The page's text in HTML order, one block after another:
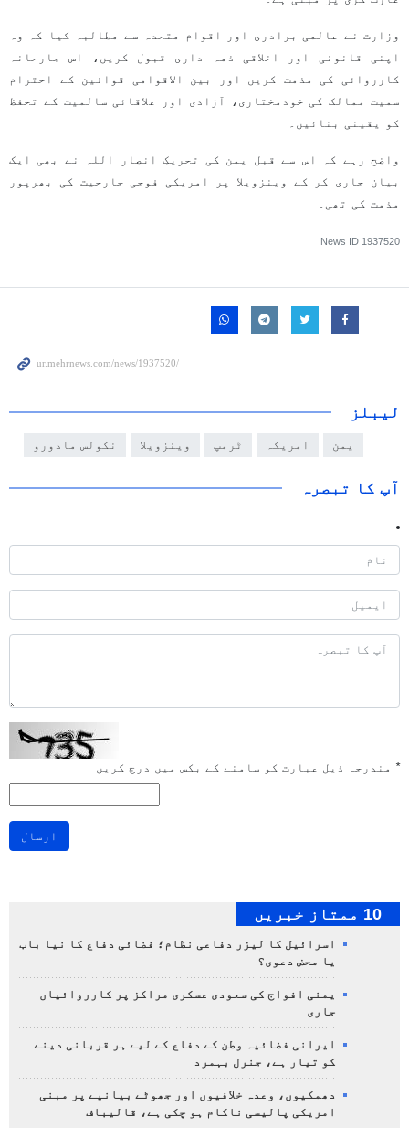
وزارت نے عالمی برادری اور اقوام متحدہ سے مطالبہ کیا کہ وہ
اپنی قانونی اور اخلاقی ذمہ داری قبول کریں، اس جارحانہ
کارروائی کی مذمت کریں اور بین الاقوامی قوانین کے احترام
سمیت ممالک کی خودمختاری، آزادی اور علاقائی سالمیت کے تحفظ
کو یقینی بنائیں۔
واضح رہے کہ اس سے قبل یمن کی تحریکِ انصار اللہ نے بھی ایک
بیان جاری کر کے وینزویلا پر امریکی فوجی جارحیت کی بھرپور
مذمت کی تھی۔
News ID 1937520
لیبلز
یمن امریکہ ٹرمپ وینزویلا نکولس مادورو
آپ کا تبصرہ
* مندرجہ ذیل عبارت کو سامنے کے بکس میں درج کریں
ارسال
10 ممتاز خبریں
اسرائیل کا لیزر دفاعی نظام؛ فضائی دفاع کا نیا باب
یا محض دعوی؟
یمنی افواج کی سعودی عسکری مراکز پر کارروائیاں
جاری
ایرانی فضائیہ وطن کے دفاع کے لیے ہر قربانی دینے
کو تیار ہے، جنرل بہمرد
دھمکیوں، وعدہ خلافیوں اور جھوٹے بیانیے پر مبنی
امریکی پالیسی ناکام ہو چکی ہے، قالیباف